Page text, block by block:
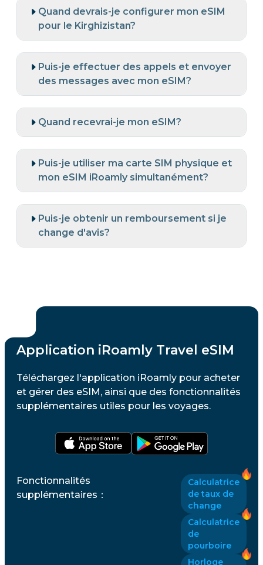
Quand devrais-je configurer mon eSIM
pour le Kirghizistan?
Puis-je effectuer des appels et envoyer
des messages avec mon eSIM?
Quand recevrai-je mon eSIM?
Puis-je utiliser ma carte SIM physique et
mon eSIM iRoamly simultanément?
Puis-je obtenir un remboursement si je
change d'avis?
Application iRoamly Travel eSIM
Téléchargez l'application iRoamly pour acheter
et gérer des eSIM, ainsi que des fonctionnalités
supplémentaires utiles pour les voyages.
Fonctionnalités
supplémentaires ：
Calculatrice
de taux de
change
Calculatrice
de
pourboire
Horloge